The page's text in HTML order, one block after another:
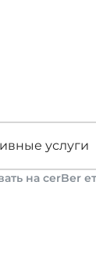
услуги
на cerBer